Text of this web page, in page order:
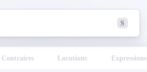
S
Contraires Locutions Expressions